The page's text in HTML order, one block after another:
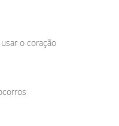
o coração